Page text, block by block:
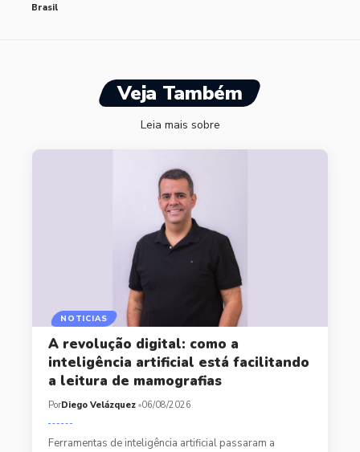
Brasil
Veja Também
Leia mais sobre
NOTICIAS
A revolução digital: como a
inteligência artificial está facilitando
a leitura de mamografias
PorDiego Velázquez 06/08/2026
Ferramentas de inteligência artificial passaram a